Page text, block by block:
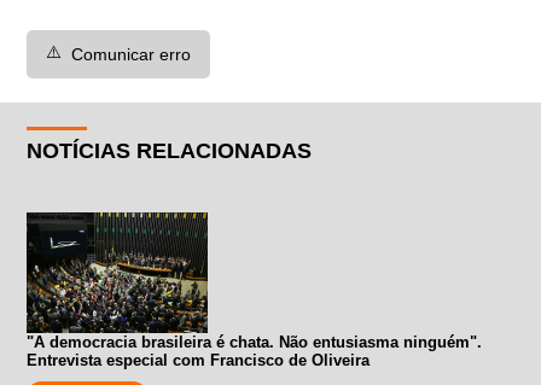
⚠️ Comunicar erro
NOTÍCIAS RELACIONADAS
"A democracia brasileira é chata. Não entusiasma ninguém".
Entrevista especial com Francisco de Oliveira